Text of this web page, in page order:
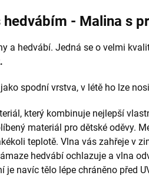
- Malina s
a hedvábí. Jedná se o velmi
spodní vrstva, v létě ho lze
který kombinuje nejlepší
materiál pro dětské oděvy.
teplotě. Vlna vás zahřeje v
hedvábí ochlazuje a vlna
navíc tělo lépe chráněno před